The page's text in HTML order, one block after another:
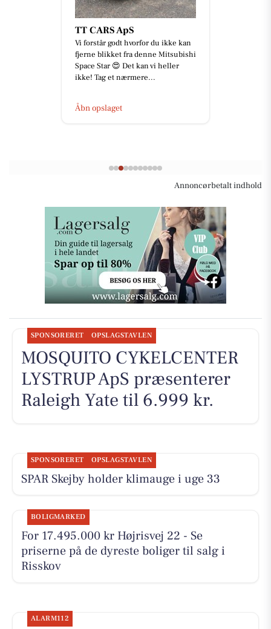
TT CARS ApS
Vi forstår godt hvorfor du ikke kan
fjerne blikket fra denne Mitsubishi
Space Star 😍 Det kan vi heller
ikke! Tag et nærmere...
Åbn opslaget
Annoncørbetalt indhold
SPONSORERET OPSLAGSTAVLEN
MOSQUITO CYKELCENTER
LYSTRUP ApS præsenterer
Raleigh Yate til 6.999 kr.
SPONSORERET OPSLAGSTAVLEN
SPAR Skejby holder klimauge i uge 33
BOLIGMARKED
For 17.495.000 kr Højrisvej 22 - Se
priserne på de dyreste boliger til salg i
Risskov
ALARM112